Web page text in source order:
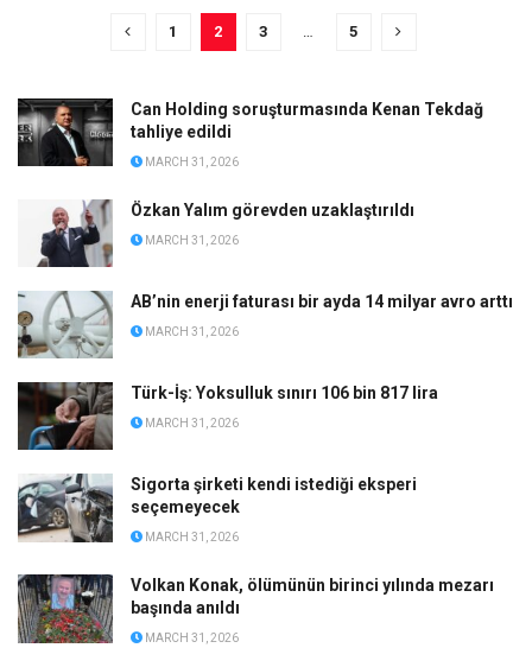
1 2 3 5
Can Holding soruşturmasında Kenan Tekdağ
tahliye edildi
MARCH 31, 2026
Özkan Yalım görevden uzaklaştırıldı
MARCH 31, 2026
AB’nin enerji faturası bir ayda 14 milyar avro arttı
MARCH 31, 2026
Türk-İş: Yoksulluk sınırı 106 bin 817 lira
MARCH 31, 2026
Sigorta şirketi kendi istediği eksperi
seçemeyecek
MARCH 31, 2026
Volkan Konak, ölümünün birinci yılında mezarı
başında anıldı
MARCH 31, 2026